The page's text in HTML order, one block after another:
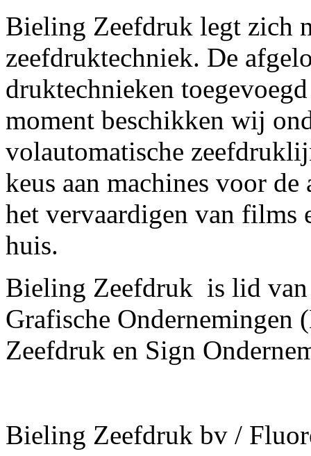
Bieling Zeefdruk legt zich
zeefdruktechniek. De
druktechnieken
moment beschikken wij
volautomatische
keus aan machines voor
het vervaardigen van films
huis.
Bieling Zeefdruk is lid
Grafische Ondernemingen
Zeefdruk en Sign
Bieling Zeefdruk bv /